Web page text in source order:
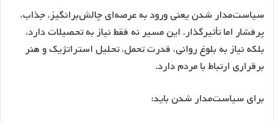
سیاست‌مدار شدن یعنی ورود به عرصه‌ای چالش‌برانگیز، جذاب،
پرفشار اما تأثیرگذار. این مسیر نه فقط نیاز به تحصیلات دارد،
بلکه نیاز به بلوغ روانی، قدرت تحمل، تحلیل استراتژیک و هنر
برقراری ارتباط با مردم دارد.
برای سیاست‌مدار شدن باید: